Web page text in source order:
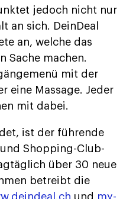
jedoch nicht nur
an sich. DeinDeal
an, welche das
Sache machen.
mit der
eine Massage. Jeder
mit dabei.
ist der führende
Shopping-Club-
über 30 neue
betreibt die
und my-